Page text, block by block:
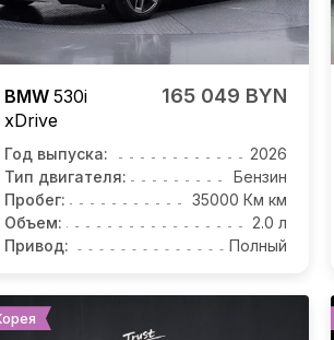
BMW 530i
xDrive
165 049 BYN
Год выпуска:
2026
Тип двигателя:
Бензин
Пробег:
35000 Км км
Объем:
2.0 л
Привод:
Полный